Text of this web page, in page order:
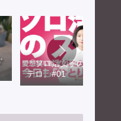
「ソロ活女子のススメ」
テロ。#01